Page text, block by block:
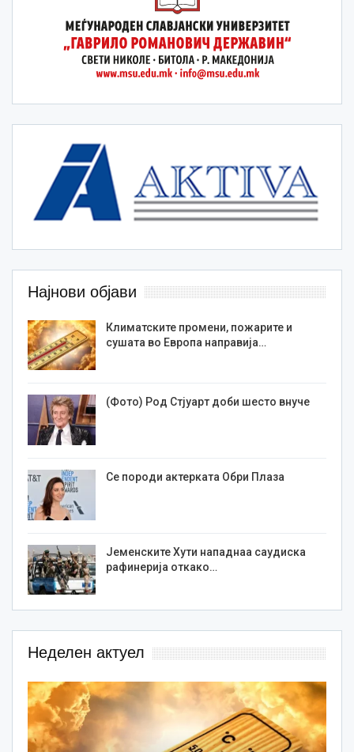
Најнови објави
Климатските промени, пожарите и
сушата во Европа направија…
(Фото) Род Стјуарт доби шесто внуче
Се породи актерката Обри Плаза
Јеменските Хути нападнаа саудиска
рафинерија откако…
Неделен актуел